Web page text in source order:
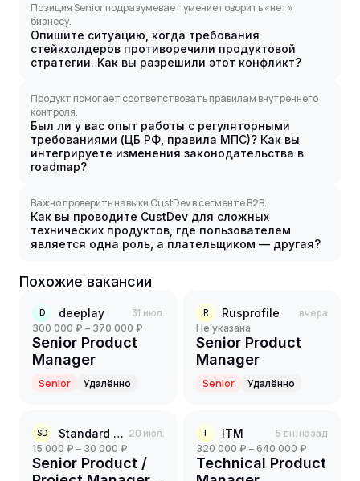
Позиция Senior подразумевает умение говорить «нет»
бизнесу.
Опишите ситуацию, когда требования
стейкхолдеров противоречили продуктовой
стратегии. Как вы разрешили этот конфликт?
Продукт помогает соответствовать правилам внутреннего
контроля.
Был ли у вас опыт работы с регуляторными
требованиями (ЦБ РФ, правила МПС)? Как вы
интегрируете изменения законодательства в
roadmap?
Важно проверить навыки CustDev в сегменте B2B.
Как вы проводите CustDev для сложных
технических продуктов, где пользователем
является одна роль, а плательщиком — другая?
Похожие вакансии
D deeplay 31 июл.
300 000 ₽ – 370 000 ₽
Senior Product
Manager
Senior Удалённо
R Rusprofile вчера
Не указана
Senior Product
Manager
Senior Удалённо
SD Standard Data 20 июл.
15 000 ₽ – 30 000 ₽
Senior Product /
I ITM 5 дн. назад
320 000 ₽ – 640 000 ₽
Technical Product